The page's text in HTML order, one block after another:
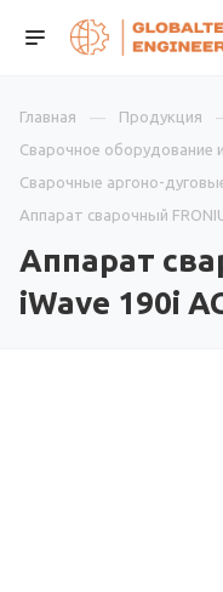
Главная
Продукция
Сварочное оборудование
Сварочные аргоно-
Аппарат сварочный
Аппарат
iWave 190i